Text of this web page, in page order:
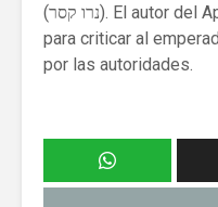
(נרו קסר). El autor del Apocalipsis usó este código
para criticar al
por las autoridades.